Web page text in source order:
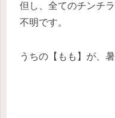
但し、全てのチンチ
不明です。
うちの【もも】が、